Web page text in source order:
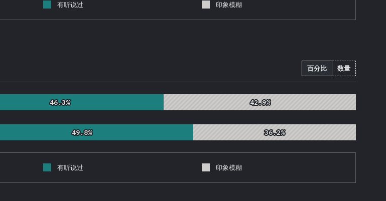
有听说过 印象模糊
百分比 数量
46.3%
46.3% 42.9%
42.9%
49.8%
49.8% 36.2%
36.2%
有听说过 印象模糊